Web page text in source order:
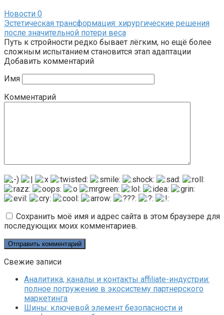
Новости 0
Эстетическая трансформация: хирургические решения
после значительной потери веса
Путь к стройности редко бывает лёгким, но ещё более
сложным испытанием становится этап адаптации
Добавить комментарий
Имя
Комментарий
Сохранить моё имя и адрес сайта в этом браузере для
последующих моих комментариев.
Свежие записи
Аналитика, каналы и контакты affiliate-индустрии:
полное погружение в экосистему партнерского
маркетинга
Шины: ключевой элемент безопасности и